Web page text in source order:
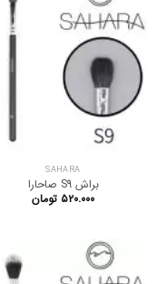
SAHARA
براش S9 صاحارا
۵۲۰.۰۰۰ تومان